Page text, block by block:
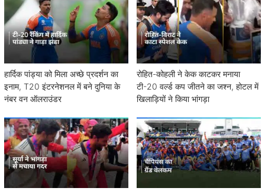
हार्दिक पांड्या को मिला अच्छे प्रदर्शन का
इनाम, T20 इंटरनेशनल में बने दुनिया के
नंबर वन ऑलराउंडर
रोहित-कोहली ने केक काटकर मनाया
टी-20 वर्ल्ड कप जीतने का जश्न, होटल में
खिलाड़ियों ने किया भांगड़ा